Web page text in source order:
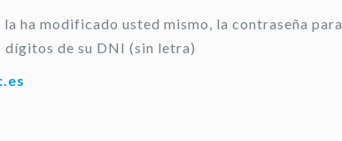
ha modificado usted mismo, la contraseña para
de su DNI (sin letra)